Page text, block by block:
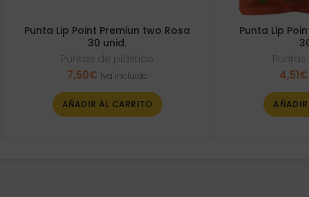
Punta Lip Point Premiun two Rosa
30 unid.
Puntas de plástico
7,50€ Iva incluido
AÑADIR AL CARRITO
Punta Lip
4,51€